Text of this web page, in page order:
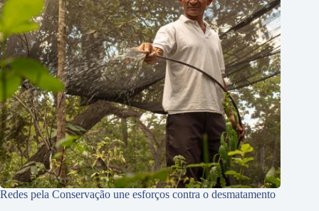
Redes pela Conservação une esforços contra o desmatamento